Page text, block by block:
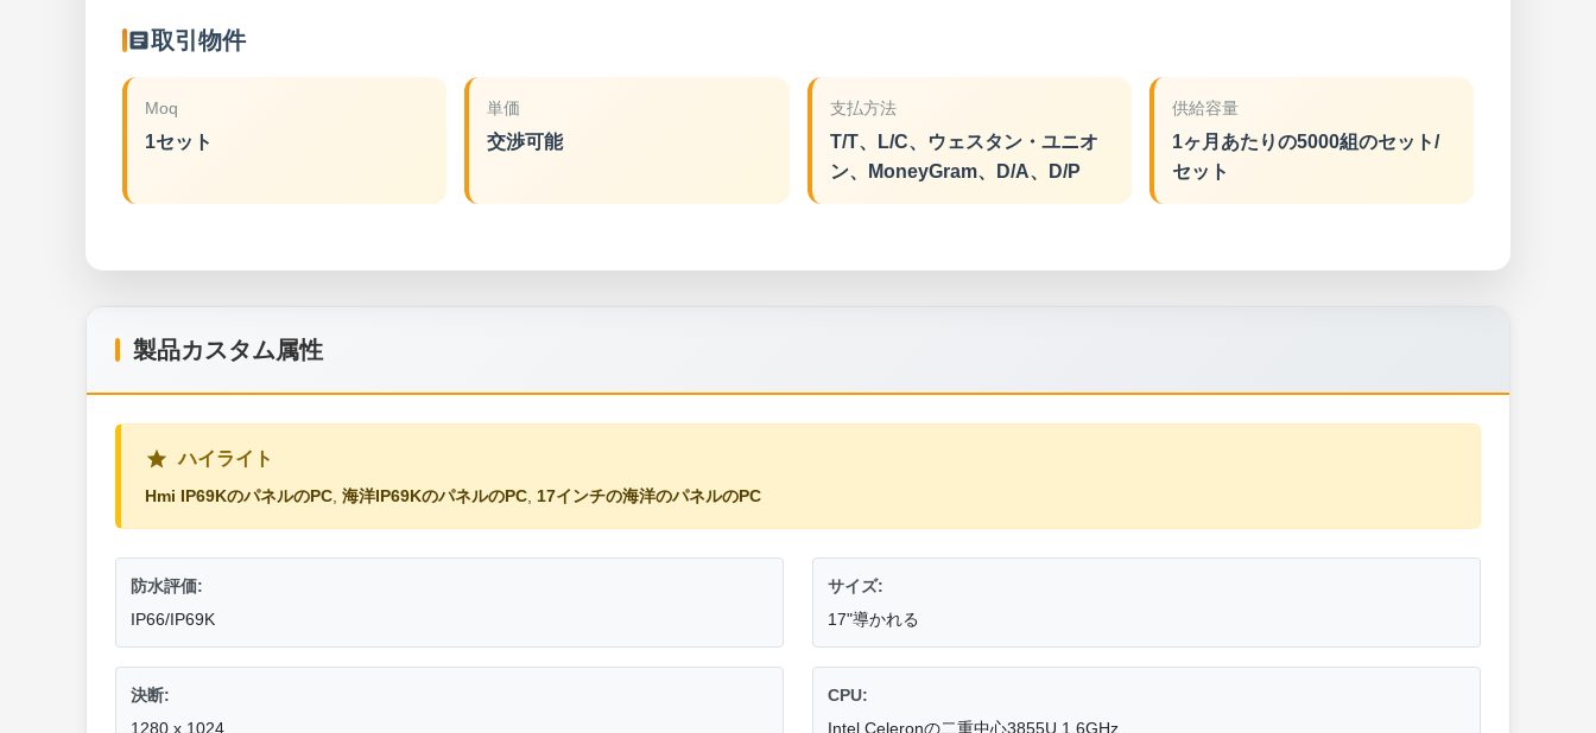
取引物件
Moq
1セット
単価
交渉可能
支払方法
T/T、L/C、ウェスタン・ユニオ
ン、MoneyGram、D/A、D/P
供給容量
1ヶ月あたりの5000組のセット/
セット
製品カスタム属性
ハイライト
Hmi IP69KのパネルのPC, 海洋IP69KのパネルのPC, 17インチの海洋のパネルのPC
防水評価:
IP66/IP69K
サイズ:
17"導かれる
決断:
1280 x 1024
CPU:
Intel Celeronの二重中心3855U 1.6GHz